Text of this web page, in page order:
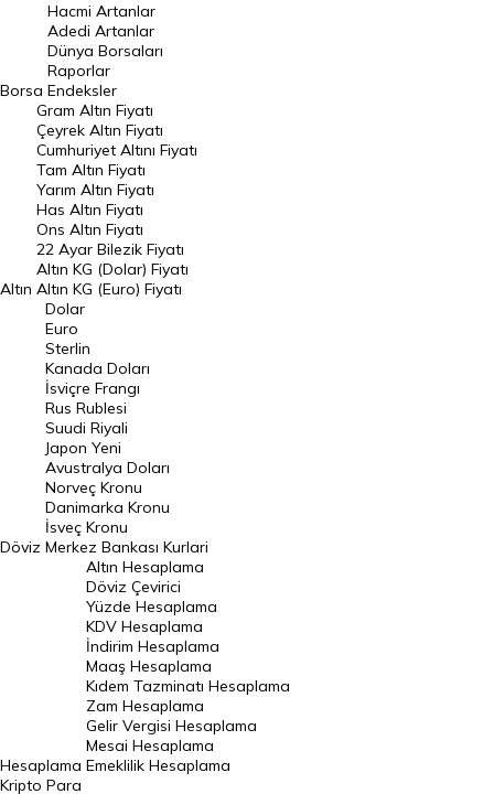
Hacmi Artanlar
Geçmiş Kapanışlar
Dünya Borsaları
Raporlar
Endeksler
DÖVİZ
Döviz Kuru
Dolar Kuru
Euro Kuru
Pound Kuru
Frank Kuru
Riyal Kuru
Avustralya Doları
Danimarka Kronu Kuru
Kanada Doları Kuru
Norveç Kronu Kuru
İsveç Kronu Kuru
Japon Yeni Kuru
Serbest Piyasa Döviz Kurları
Merkez Bankası Döviz Kurları
Altın Fiyatları
Borsa
Hacmi Artanlar
Adedi Artanlar
Dünya Borsaları
Raporlar
Endeksler
Altın
Gram Altın Fiyatı
Çeyrek Altın Fiyatı
Cumhuriyet Altını Fiyatı
Tam Altın Fiyatı
Yarım Altın Fiyatı
Has Altın Fiyatı
Ons Altın Fiyatı
22 Ayar Bilezik Fiyatı
Altın KG (Dolar) Fiyatı
Altın KG (Euro) Fiyatı
Döviz
Dolar
Euro
Sterlin
Kanada Doları
İsviçre Frangı
Rus Rublesi
Suudi Riyali
Japon Yeni
Avustralya Doları
Norveç Kronu
Danimarka Kronu
İsveç Kronu
Merkez Bankası Kurlari
Hesaplama
Altın Hesaplama
Döviz Çevirici
Yüzde Hesaplama
KDV Hesaplama
İndirim Hesaplama
Maaş Hesaplama
Kıdem Tazminatı Hesaplama
Zam Hesaplama
Gelir Vergisi Hesaplama
Mesai Hesaplama
Emeklilik Hesaplama
Kripto Para